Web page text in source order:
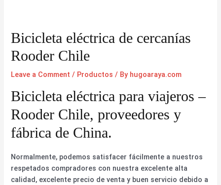
Bicicleta eléctrica de cercanías
Rooder Chile
Leave a Comment / Productos / By hugoaraya.com
Bicicleta eléctrica para viajeros –
Rooder Chile, proveedores y
fábrica de China.
Normalmente, podemos satisfacer fácilmente a nuestros
respetados compradores con nuestra excelente alta
calidad, excelente precio de venta y buen servicio debido a